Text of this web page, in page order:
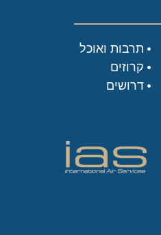
תרבות ואוכל
קרוזים
דרושים